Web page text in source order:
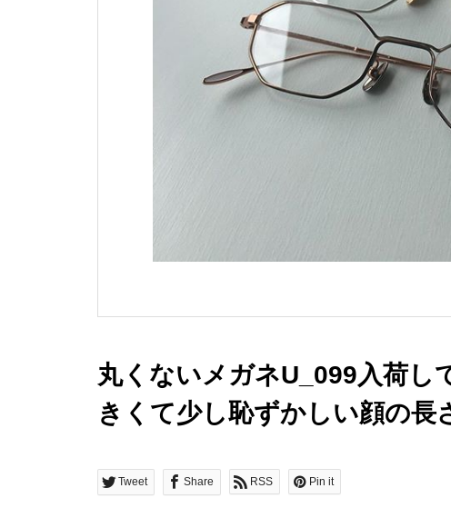
丸くないメガネU_099入荷し
きくて少し恥ずかしい顔の長
をかけてみましょう新しい道
Tweet Share RSS Pin it